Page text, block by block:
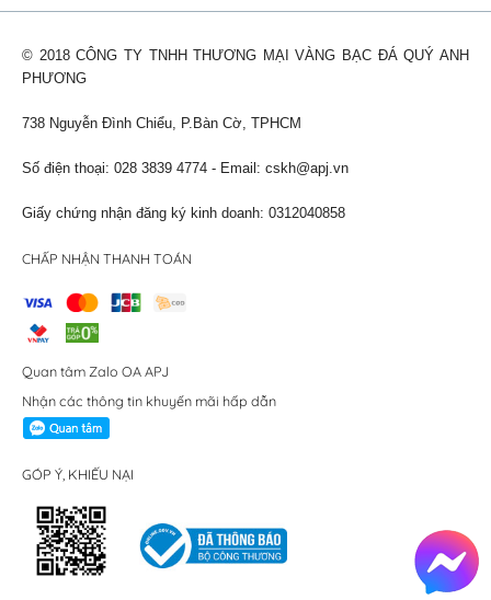
© 2018 CÔNG TY TNHH THƯƠNG MẠI VÀNG BẠC ĐÁ QUÝ ANH
PHƯƠNG
738 Nguyễn Đình Chiểu, P.Bàn Cờ, TPHCM
Số điện thoại: 028 3839 4774 - Email: cskh@apj.vn
Giấy chứng nhận đăng ký kinh doanh: 0312040858
CHẤP NHẬN THANH TOÁN
Quan tâm Zalo OA APJ
Nhận các thông tin khuyến mãi hấp dẫn
GÓP Ý, KHIẾU NẠI